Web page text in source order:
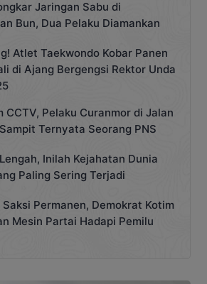
Jaringan Sabu di
Bun, Dua Pelaku Diamankan
Atlet Taekwondo Kobar Panen
di Ajang Bergengsi Rektor Unda
CCTV, Pelaku Curanmor di Jalan
Ternyata Seorang PNS
Inilah Kejahatan Dunia
Paling Sering Terjadi
Saksi Permanen, Demokrat Kotim
Mesin Partai Hadapi Pemilu